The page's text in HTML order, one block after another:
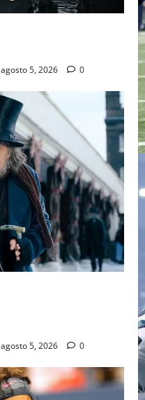
agosto 5, 2026 0
agosto 5, 2026 0